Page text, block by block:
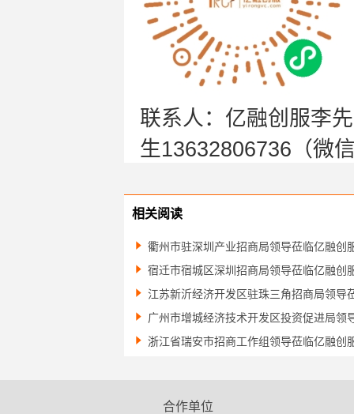
联系人： 亿融创服李
生13632806736（微
相关阅读
 衢州市驻深圳产业招商局领导莅临亿融创
 宿迁市宿城区深圳招商局领导莅临亿融创
 江苏新沂经济开发区驻珠三角招商局领导
 广州市增城经济技术开发区投资促进局领
 浙江省瑞安市招商工作组领导莅临亿融创
合作单位